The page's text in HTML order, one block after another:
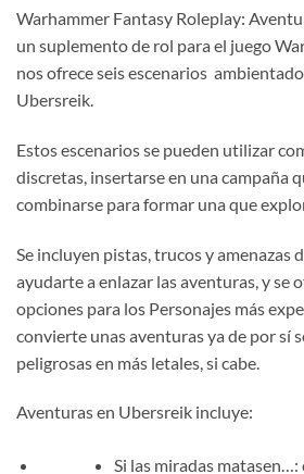
Warhammer Fantasy Roleplay:
un suplemento de rol para el juego
nos ofrece seis escenarios
Ubersreik.
Estos escenarios se pueden utilizar
discretas, insertarse en una campaña
combinarse para formar una que
Se incluyen pistas, trucos y amenazas
ayudarte a enlazar las aventuras, y se
opciones para los Personajes más
convierte unas aventuras ya de por sí
peligrosas en más letales, si cabe.
Aventuras en Ubersreik incluye:
Si las miradas